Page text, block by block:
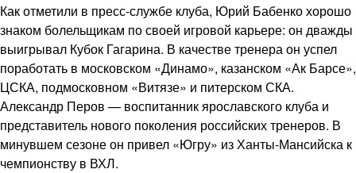
Как отметили в пресс-службе клуба, Юрий Бабенко хорошо
знаком болельщикам по своей игровой карьере: он дважды
выигрывал Кубок Гагарина. В качестве тренера он успел
поработать в московском «Динамо», казанском «Ак Барсе»,
ЦСКА, подмосковном «Витязе» и питерском СКА.
Александр Перов — воспитанник ярославского клуба и
представитель нового поколения российских тренеров. В
минувшем сезоне он привел «Югру» из Ханты-Мансийска к
чемпионству в ВХЛ.